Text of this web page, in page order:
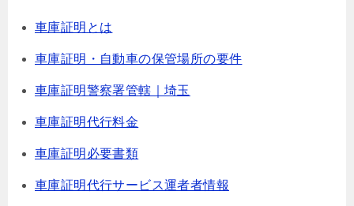
車庫証明とは
車庫証明・自動車の保管場所の要件
車庫証明警察署管轄｜埼玉
車庫証明代行料金
車庫証明必要書類
車庫証明代行サービス運者者情報